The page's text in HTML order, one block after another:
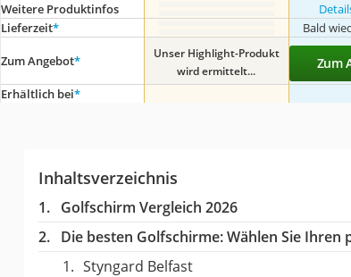
Weitere Produktinfos
Lieferzeit* Bald
Zum Angebot*
Unser Highlight-Produkt
wird ermittelt...
Zum
Erhältlich bei*
Inhaltsverzeichnis
Golfschirm Vergleich 2026
Die besten Golfschirme:Wählen Sie Ihren
Styngard Belfast